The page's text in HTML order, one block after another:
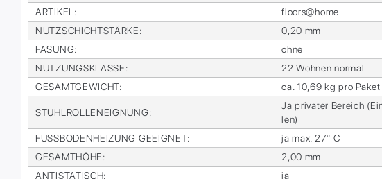
AR­TI­KEL :
floors@home
NUTZ­SCHICHT­STÄR­KE:
0,20 mm
FA­SUNG:
ohne
NUT­ZUNGS­KLAS­SE:
22 Woh­nen nor­mal
GE­SAMT­GE­WICHT: ca. 10,69 kg pro Pa­ket
STUHL­ROL­LEN­EIG­NUNG:
Ja pri­va­ter Be­reich
len)
FUSS­BO­DEN­HEI­ZUNG GE­EIG­NET:
ja max. 27° C
GE­SAMT­HÖ­HE:
2,00 mm
AN­TI­STA­TISCH:
ja